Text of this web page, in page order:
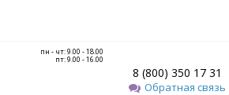
пн - чт: 9.00 - 18.00
пт: 9.00 - 16.00
8 (800) 350 17 31
Обратная связь